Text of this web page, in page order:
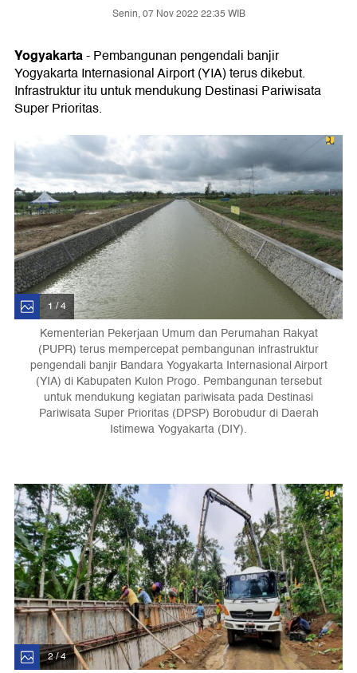
Senin, 07 Nov 2022 22:35 WIB
Yogyakarta- Pembangunan pengendali banjir
Yogyakarta Internasional Airport (YIA) terus dikebut.
Infrastruktur itu untuk mendukung Destinasi Pariwisata
Super Prioritas.
1 / 4
Kementerian Pekerjaan Umum dan Perumahan Rakyat
(PUPR) terus mempercepat pembangunan infrastruktur
pengendali banjir Bandara Yogyakarta Internasional Airport
(YIA) di Kabupaten Kulon Progo. Pembangunan tersebut
untuk mendukung kegiatan pariwisata pada Destinasi
Pariwisata Super Prioritas (DPSP) Borobudur di Daerah
Istimewa Yogyakarta (DIY).
2 / 4